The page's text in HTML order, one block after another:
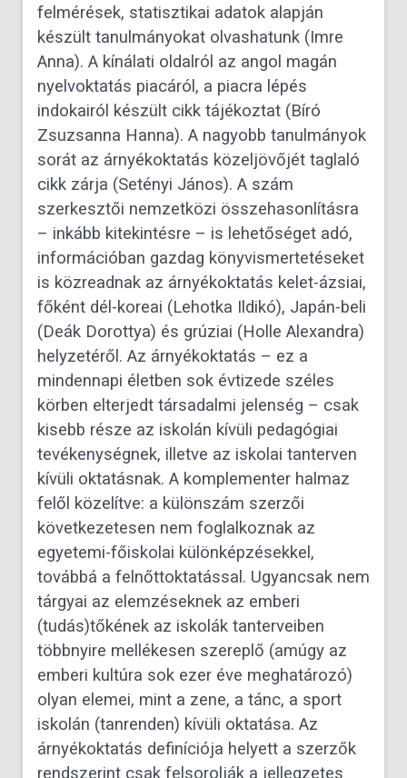
felmérések, statisztikai adatok alapján
készült tanulmányokat olvashatunk (Imre
Anna). A kínálati oldalról az angol magán
nyelvoktatás piacáról, a piacra lépés
indokairól készült cikk tájékoztat (Bíró
Zsuzsanna Hanna). A nagyobb tanulmányok
sorát az árnyékoktatás közeljövőjét taglaló
cikk zárja (Setényi János). A szám
szerkesztői nemzetközi összehasonlításra
– inkább kitekintésre – is lehetőséget adó,
információban gazdag könyvismertetéseket
is közreadnak az árnyékoktatás kelet-ázsiai,
főként dél-koreai (Lehotka Ildikó), Japán-beli
(Deák Dorottya) és grúziai (Holle Alexandra)
helyzetéről. Az árnyékoktatás – ez a
mindennapi életben sok évtizede széles
körben elterjedt társadalmi jelenség – csak
kisebb része az iskolán kívüli pedagógiai
tevékenységnek, illetve az iskolai tanterven
kívüli oktatásnak. A komplementer halmaz
felől közelítve: a különszám szerzői
következetesen nem foglalkoznak az
egyetemi-főiskolai különképzésekkel,
továbbá a felnőttoktatással. Ugyancsak nem
tárgyai az elemzéseknek az emberi
(tudás)tőkének az iskolák tanterveiben
többnyire mellékesen szereplő (amúgy az
emberi kultúra sok ezer éve meghatározó)
olyan elemei, mint a zene, a tánc, a sport
iskolán (tanrenden) kívüli oktatása. Az
árnyékoktatás definíciója helyett a szerzők
rendszerint csak felsorolják a jellegzetes